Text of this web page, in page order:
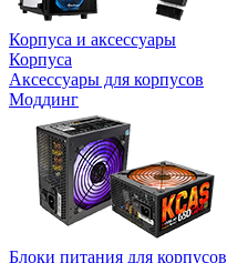
Корпуса и аксессуары
Корпуса
Аксессуары для корпусов
Моддинг
Блоки питания для корпусов